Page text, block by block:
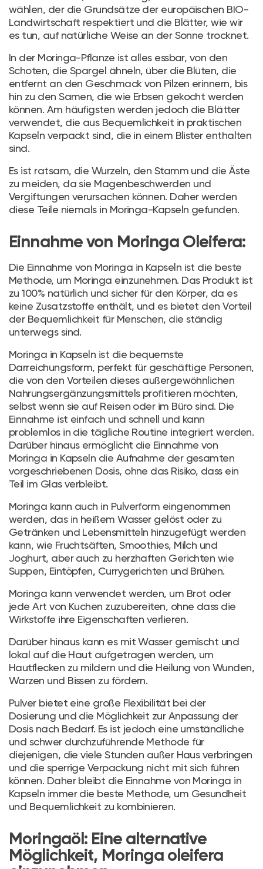
wählen, der die Grundsätze der europäischen BIO-
Landwirtschaft respektiert und die Blätter, wie wir
es tun, auf natürliche Weise an der Sonne trocknet.
In der Moringa-Pflanze ist alles essbar, von den
Schoten, die Spargel ähneln, über die Blüten, die
entfernt an den Geschmack von Pilzen erinnern, bis
hin zu den Samen, die wie Erbsen gekocht werden
können. Am häufigsten werden jedoch die Blätter
verwendet, die aus Bequemlichkeit in praktischen
Kapseln verpackt sind, die in einem Blister enthalten
sind.
Es ist ratsam, die Wurzeln, den Stamm und die Äste
zu meiden, da sie Magenbeschwerden und
Vergiftungen verursachen können. Daher werden
diese Teile niemals in Moringa-Kapseln gefunden.
Einnahme von Moringa Oleifera:
Die Einnahme von Moringa in Kapseln ist die beste
Methode, um Moringa einzunehmen. Das Produkt ist
zu 100% natürlich und sicher für den Körper, da es
keine Zusatzstoffe enthält, und es bietet den Vorteil
der Bequemlichkeit für Menschen, die ständig
unterwegs sind.
Moringa in Kapseln ist die bequemste
Darreichungsform, perfekt für geschäftige Personen,
die von den Vorteilen dieses außergewöhnlichen
Nahrungsergänzungsmittels profitieren möchten,
selbst wenn sie auf Reisen oder im Büro sind. Die
Einnahme ist einfach und schnell und kann
problemlos in die tägliche Routine integriert werden.
Darüber hinaus ermöglicht die Einnahme von
Moringa in Kapseln die Aufnahme der gesamten
vorgeschriebenen Dosis, ohne das Risiko, dass ein
Teil im Glas verbleibt.
Moringa kann auch in Pulverform eingenommen
werden, das in heißem Wasser gelöst oder zu
Getränken und Lebensmitteln hinzugefügt werden
kann, wie Fruchtsäften, Smoothies, Milch und
Joghurt, aber auch zu herzhaften Gerichten wie
Suppen, Eintöpfen, Currygerichten und Brühen.
Moringa kann verwendet werden, um Brot oder
jede Art von Kuchen zuzubereiten, ohne dass die
Wirkstoffe ihre Eigenschaften verlieren.
Darüber hinaus kann es mit Wasser gemischt und
lokal auf die Haut aufgetragen werden, um
Hautflecken zu mildern und die Heilung von Wunden,
Warzen und Bissen zu fördern.
Pulver bietet eine große Flexibilität bei der
Dosierung und die Möglichkeit zur Anpassung der
Dosis nach Bedarf. Es ist jedoch eine umständliche
und schwer durchzuführende Methode für
diejenigen, die viele Stunden außer Haus verbringen
und die sperrige Verpackung nicht mit sich führen
können. Daher bleibt die Einnahme von Moringa in
Kapseln immer die beste Methode, um Gesundheit
und Bequemlichkeit zu kombinieren.
Moringaöl: Eine alternative
Möglichkeit, Moringa oleifera